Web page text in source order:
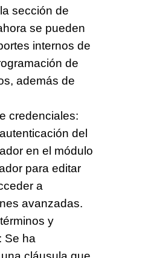
sección de
se pueden
internos de
de
además de
credenciales:
del
en el módulo
para editar
a
avanzadas.
y
Se ha